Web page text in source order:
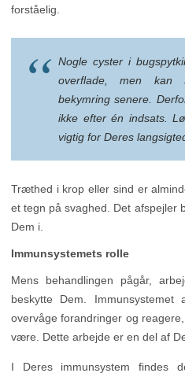
forståelig.
Nogle cyster i
overflade, men kan
bekymring senere.
ikke efter én indsats.
vigtig for Deres
Træthed i krop eller sind er
et tegn på svaghed. Det afspejler
Dem i.
Immunsystemets rolle
Mens behandlingen pågår,
beskytte Dem.
overvåge forandringer og
være. Dette arbejde er en del af
I Deres immunsystem findes